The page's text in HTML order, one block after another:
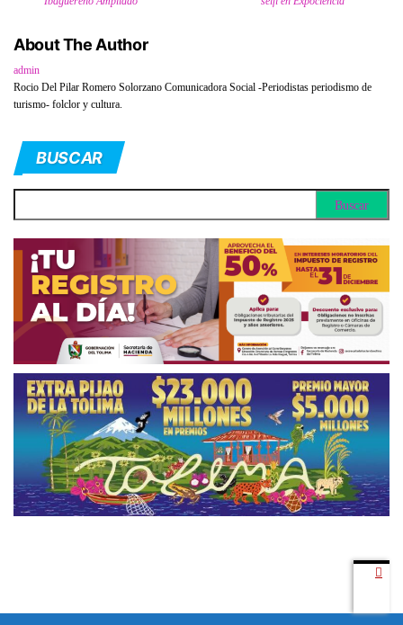
About The Author
admin
Rocio Del Pilar Romero Solorzano Comunicadora Social -Periodistas periodismo de
turismo- folclor y cultura.
BUSCAR